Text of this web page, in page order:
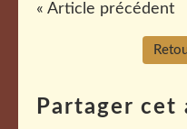
« Article précédent
Partager cet